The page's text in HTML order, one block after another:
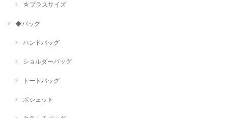
☆プラスサイズ
◆バッグ
ハンドバッグ
ショルダーバッグ
トートバッグ
ポシェット